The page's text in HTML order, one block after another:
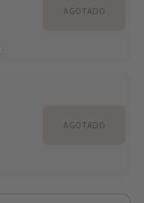
AGOTADO
AGOTADO